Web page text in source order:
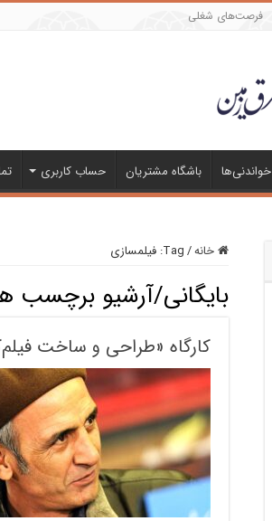
فرصت‌های شغلی
خواندنی‌ها باشگاه مشتریان حساب کاربری
خانه/
Tag: فیلمسازی
بایگانی/آرشیو برچسب
کارگاه «طراحی و ساخت